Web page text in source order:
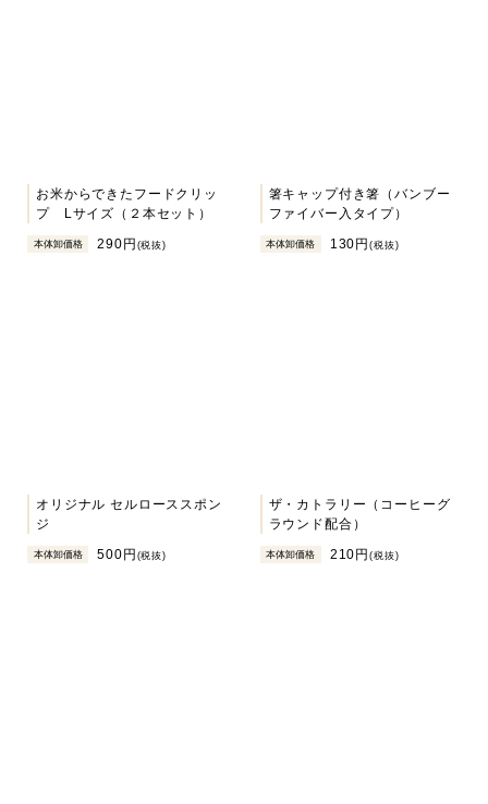
お米からできたフードクリッ
プ Lサイズ（２本セット）
本体卸価格 290円 (税抜)
箸キャップ付き箸（バンブー
ファイバー入タイプ）
本体卸価格 130円(税抜)
オリジナル セルローススポン
ジ
本体卸価格 500円 (税抜)
ザ・カトラリー（コーヒーグ
ラウンド配合）
本体卸価格 210円(税抜)